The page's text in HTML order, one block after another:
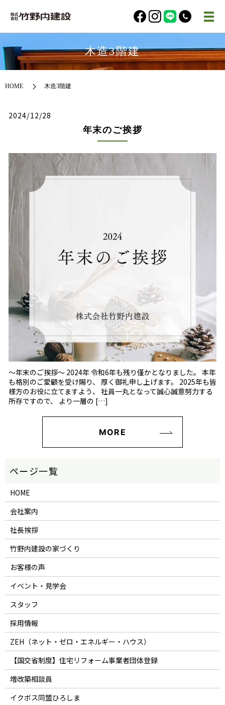
木造3階建
HOME 木造3階建
2024/12/28
年末のご挨拶
〜年末のご挨拶〜 2024年 令和6年も残り僅かとなりました。 本年
も格別のご愛顧を受け賜り、 厚く御礼申し上げます。 2025年も皆
様方のお役に立てますよう、 社員一丸となって誠心誠意努力する
所存ですので、 より一層の […]
MORE
HOME
会社案内
社長挨拶
竹野内建設の家づくり
お客様の声
イベント・見学会
スタッフ
採用情報
ZEH（ネット・ゼロ・エネルギー・ハウス）
【国交省制度】住宅リフォーム事業者団体登録
増改築相談員
イクボス同盟ひろしま